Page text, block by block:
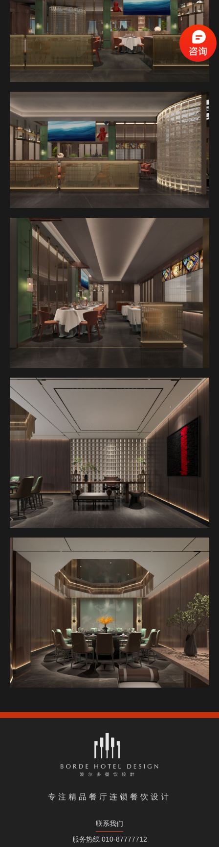
专注精品餐厅连锁餐饮设计
联系我们
服务热线 010-87777712